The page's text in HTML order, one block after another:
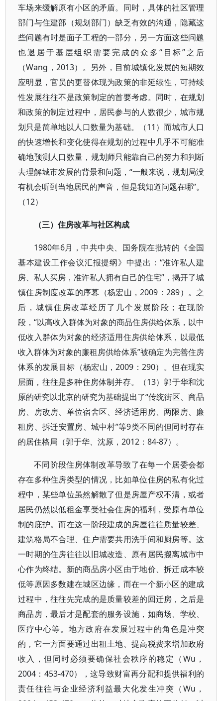
车场来缓解原有小区的矛盾。同时，具体的社区管理
部门与住建部（规划部门）缺乏有效的沟通，隐藏这
些问题有时是面子工程的一部分，另一方面这些问题
也退居于基层组织需要完成的众多“目标”之后
（Wang，2013）。另外，目前城镇化发展的短期效
应明显，官员的更替体现为政策的非延续性，可持续
性发展往往不是政策制定的首要考虑。同时，在规划
和政策的制定过程中，居民参与的人数很少，城市规
划只是简单地以人口数量为基础。（11）而城市人口
的快速增长和变化使得在规划的过程中几乎不可能准
确地预测人口数量，规划师只能靠自己的努力和判断
去理解城市发展的背景和问题，“一般来说，规划局没
有机会听到当地居民的声音，但是我知道问题在哪”。
（12）
（三）住房改革与社区构成
1980年6月，中共中央、国务院在批转的《全国
基本建设工作会议汇报提纲》中提出：“准许私人建
房、私人买房，准许私人拥有自己的住宅”，揭开了城
镇住房制度改革的序幕（杨宏山，2009：289）。之
后，城镇住房改革经历了几个发展阶段；在现阶
段，“以高收入群体为对象的商品住房供给体系，以中
低收入群体为对象的经济适用住房供给体系，以最低
收入群体为对象的廉租房供给体系”被确定为完善住房
体系的发展目标（杨宏山，2009：290）。但在现实
层面，往往是多种住房体制并存。（13）郭于华和沈
原的研究以北京的研究为基础提出了“传统街区、商品
房、房改房、单位宿舍区、经济适用房、两限房、廉
租房、拆迁安置房、城中村”等9类不同的但同时存在
的居住格局（郭于华、沈原，2012：84-87）。
不同阶段住房体制改革导致了在每一个居委会都
存在多种住房类型的情况，比如单位住房的私有化过
程中，某些单位虽然解散了但是房屋产权不清，或者
居民仍然以低租金享受社会住房的福利，受原有单位
制的庇护。而在这一阶段建成的房屋往往质量较差、
建筑格局不合理、住户需要共用洗手间和厨房等。这
一时期的住房往往以旧城改造、原有居民搬离城市中
心作为终结。新的商品房小区由于地价、拆迁成本较
低等原因多数建在城区边缘，而在一个新小区的建成
过程中，往往先完成的是质量较差的回迁房，之后是
商品房，最后才是配套的服务设施，如商场、学校、
医疗中心等。地方政府在发展过程中的角色是冲突
的，它一方面要通过出租土地、提高税费来增加政府
收入，但同时必须要确保社会秩序的稳定（Wu，
2004：453-470），这导致财富再分配和提供福利的
责任往往与企业经济利益最大化发生冲突（Wu，